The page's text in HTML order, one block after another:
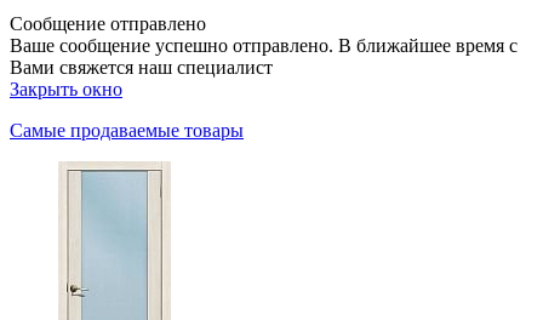
Сообщение отправлено
Ваше сообщение успешно отправлено. В ближайшее время с
Вами свяжется наш специалист
Закрыть окно
Самые продаваемые товары